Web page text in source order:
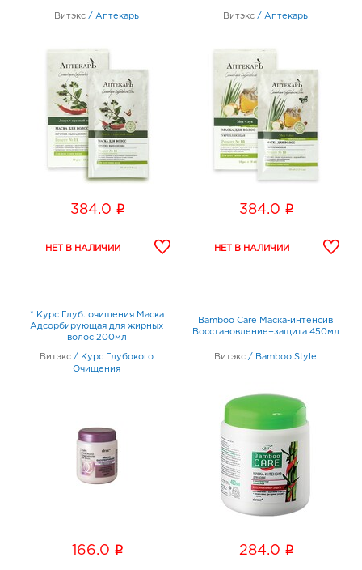
Витэкс / Аптекарь
384.0 i
Витэкс / Аптекарь
384.0 i
* Курс Глуб. очищения Маска
Адсорбирующая для жирных
волос 200мл
Витэкс / Курс Глубокого
Очищения
166.0 i
Bamboo Care Маска-интенсив
Восстановление+защита 450мл
Витэкс / Bamboo Style
284.0 i